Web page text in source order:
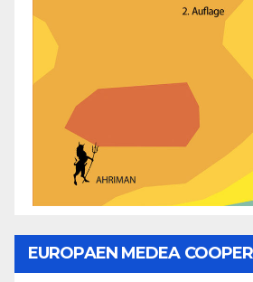
EUROPAEN MEDEA